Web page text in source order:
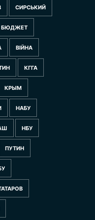
СИРСЬКИЙ
БЮДЖЕТ
ВІЙНА
КГГА
КРЫМ
НАБУ
НБУ
ПУТИН